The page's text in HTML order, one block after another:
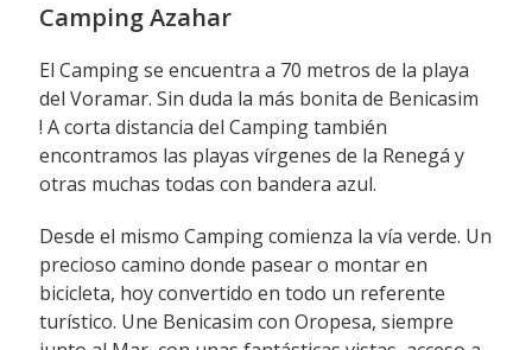
Camping Azahar
El Camping se encuentra a 70 metros de la playa
del Voramar. Sin duda la más bonita de Benicasim
!A corta distancia del Camping también
encontramos las playas vírgenes de la Renegá y
otras muchas todas con bandera azul.
Desde el mismo Camping comienza la vía verde. Un
precioso camino donde pasear o montar en
bicicleta, hoy convertido en todo un referente
turístico. Une Benicasim con Oropesa, siempre